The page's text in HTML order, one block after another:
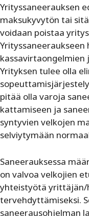
Yrityssaneerauksen
maksukyvytön tai
voidaan poistaa
Yrityssaneeraukseen
kassavirtaongelmien
Yrityksen tulee olla
pitää olla varoja
kattamiseen ja
syntyvien velkojen
selviytymään
Saneerauksessa
on valvoa velkojien
yhteistyötä yrittäjän/
tervehdyttämiseksi.
saneerausohjelman